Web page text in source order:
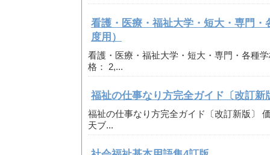
看護・医療・福祉大学・短大・専門・
度用）
看護・医療・福祉大学・短大・専門・各種
格： 2,...
福祉の仕事なり方完全ガイド〔改訂新
福祉の仕事なり方完全ガイド〔改訂新版〕
天ブ...